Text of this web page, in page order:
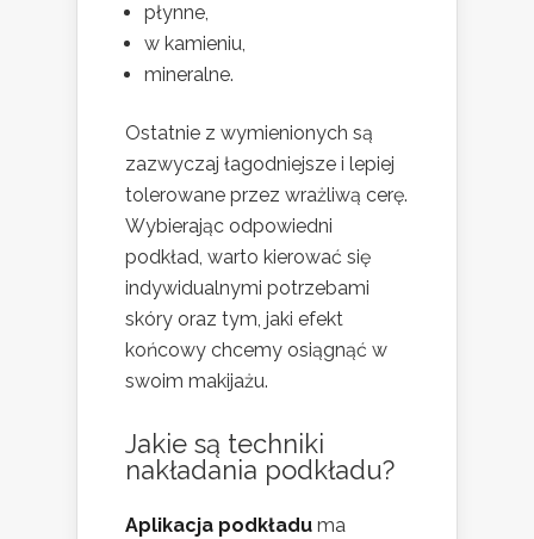
płynne,
w kamieniu,
mineralne.
Ostatnie z wymienionych są
zazwyczaj łagodniejsze i lepiej
tolerowane przez wrażliwą cerę.
Wybierając odpowiedni
podkład, warto kierować się
indywidualnymi potrzebami
skóry oraz tym, jaki efekt
końcowy chcemy osiągnąć w
swoim makijażu.
Jakie są techniki
nakładania podkładu?
Aplikacja podkładu ma